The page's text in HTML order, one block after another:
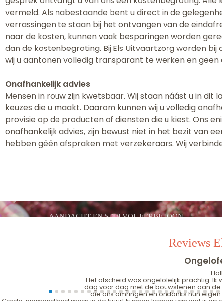
vermeld. Als nabestaande bent u direct in de
verrassingen te staan bij het ontvangen van de
naar de kosten, kunnen vaak besparingen worden
dan de kostenbegroting. Bij Els Uitvaartzorg worden
wij u aantonen volledig transparant te werken en
Onafhankelijk advies
Mensen in rouw zijn kwetsbaar. Wij staan náást u in
keuzes die u maakt. Daarom kunnen wij u volledig
provisie op de producten of diensten die u kiest. Ons
onafhankelijk advies, zijn bewust niet in het bezit van
hebben géén afspraken met verzekeraars. Wij
AANDACHT EN STIJLVOL EERBETOON
Reviews
Het afscheid was ongelofelijk prachtig. Ik
dag voor dag met de bouwstenen aan
die ons omringen en ondanks hun